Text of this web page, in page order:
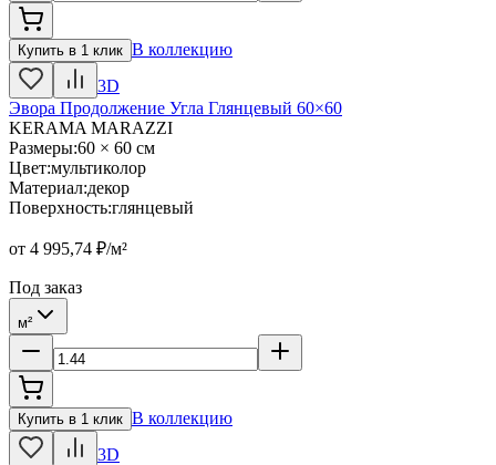
Купить в 1 клик В коллекцию
3D
Эвора Продолжение Угла Глянцевый 60×60
KERAMA MARAZZI
Размеры:60 × 60 см
Цвет:мультиколор
Материал:декор
Поверхность:глянцевый
от 4 995,74 ₽/м²
Под заказ
м²
Купить в 1 клик В коллекцию
3D